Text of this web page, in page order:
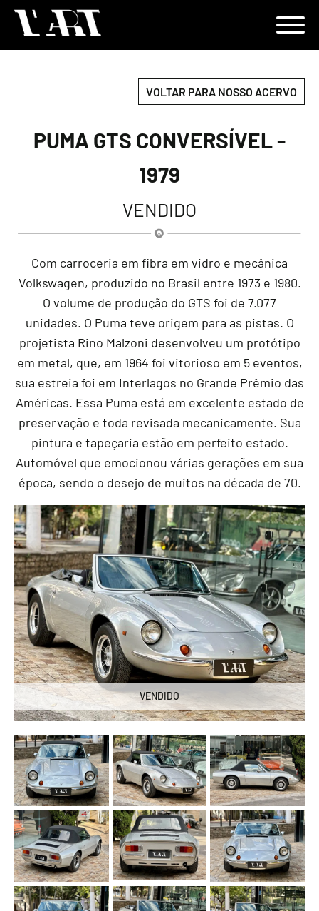
VOLTAR PARA NOSSO ACERVO
PUMA GTS CONVERSÍVEL -
1979
VENDIDO
Com carroceria em fibra em vidro e mecânica
Volkswagen, produzido no Brasil entre 1973 e 1980.
O volume de produção do GTS foi de 7.077
unidades. O Puma teve origem para as pistas. O
projetista Rino Malzoni desenvolveu um protótipo
em metal, que, em 1964 foi vitorioso em 5 eventos,
sua estreia foi em Interlagos no Grande Prêmio das
Américas. Essa Puma está em excelente estado de
preservação e toda revisada mecanicamente. Sua
pintura e tapeçaria estão em perfeito estado.
Automóvel que emocionou várias gerações em sua
época, sendo o desejo de muitos na década de 70.
VENDIDO